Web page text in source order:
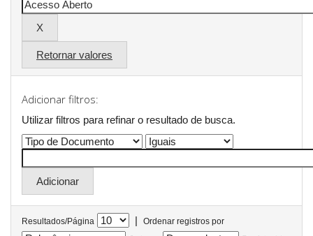
Retornar valores
Adicionar filtros:
Utilizar filtros para refinar o resultado de busca.
Resultados/Página |
Ordenar registros por